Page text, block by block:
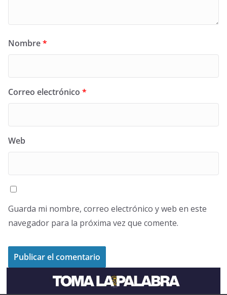
Nombre*
Correo electrónico *
Web
Guarda mi nombre, correo electrónico y web en este
navegador para la próxima vez que comente.